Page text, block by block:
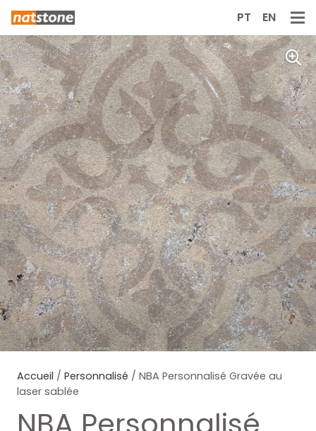
PT EN
Accueil / Personnalisé / NBA Personnalisé Gravée au
laser sablée